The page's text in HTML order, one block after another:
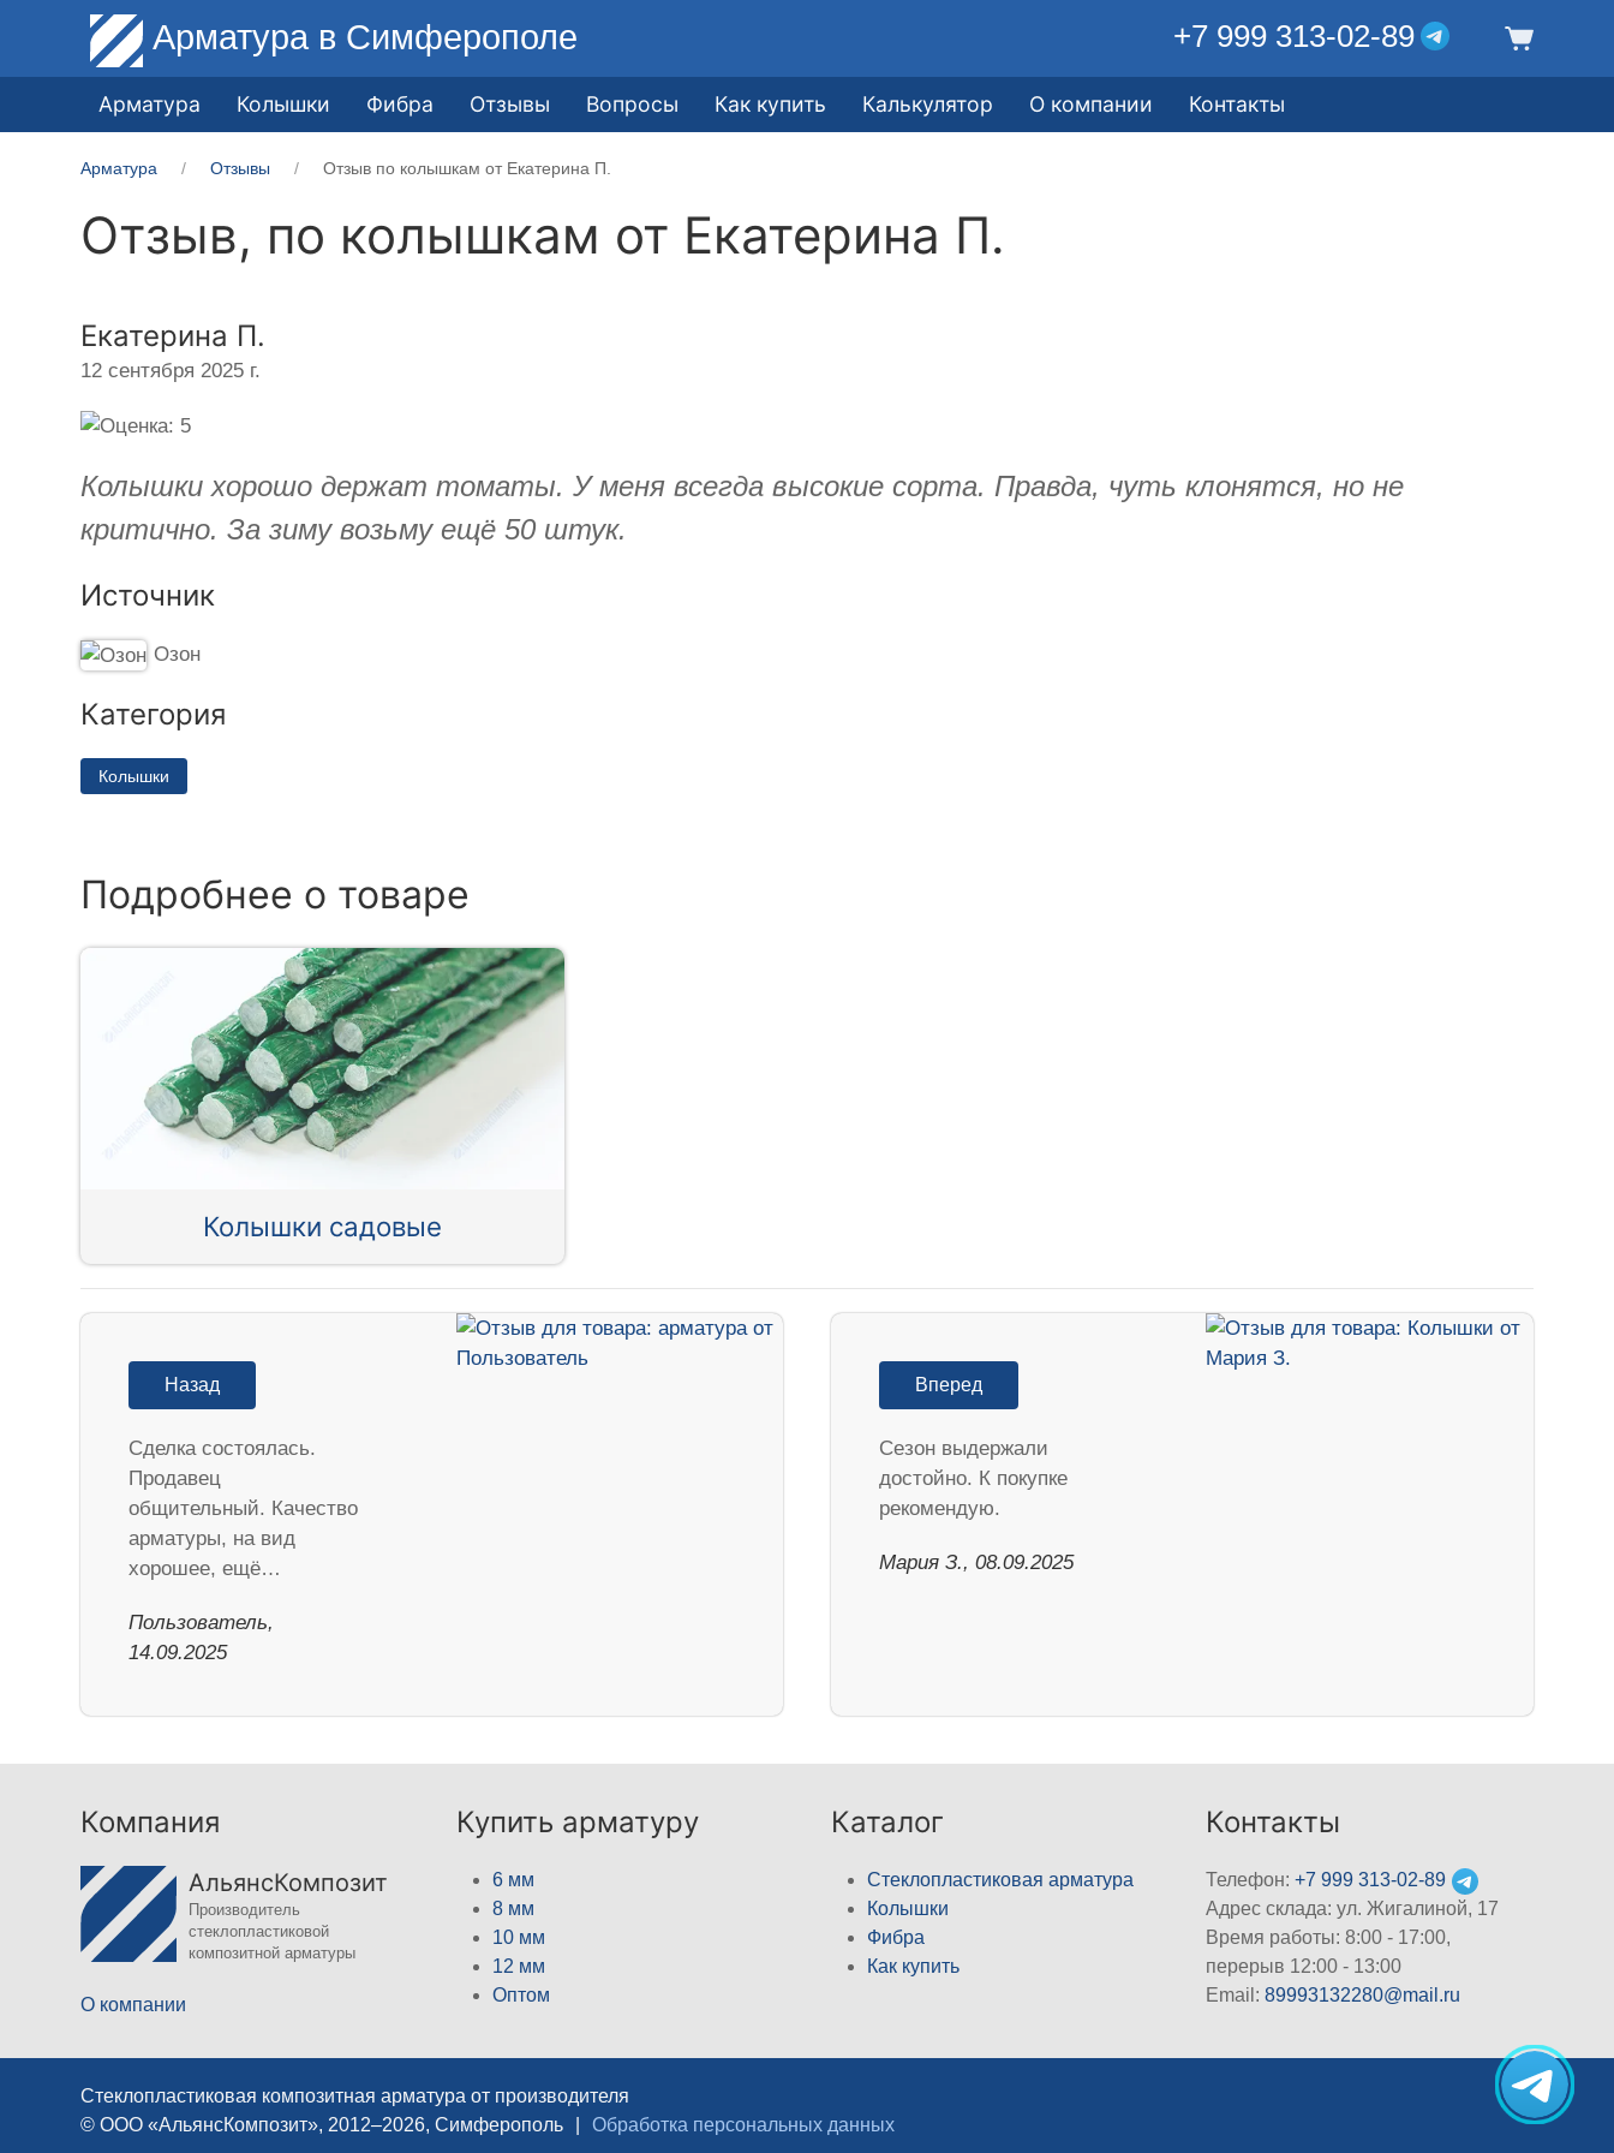
Арматура в Симферополе +7 999 313-02-89
Арматура Колышки Фибра Отзывы Вопросы Как купить Калькулятор О компании Контакты
Арматура Отзывы Отзыв по колышкам от Екатерина П.
Отзыв, по колышкам от Екатерина П.
Екатерина П.
12 сентября 2025 г.
Колышки хорошо держат томаты. У меня всегда высокие сорта. Правда, чуть клонятся, но не
критично. За зиму возьму ещё 50 штук.
Источник
Озон
Категория
Колышки
Подробнее о товаре
Колышки садовые
Назад
Сделка состоялась.
Продавец
общительный. Качество
арматуры, на вид
хорошее, ещё…
Пользователь,
14.09.2025
Вперед
Cезон выдержали
достойно. К покупке
рекомендую.
Мария З., 08.09.2025
Компания
АльянсКомпозит
Производитель
стеклопластиковой
композитной арматуры
О компании
Купить арматуру
6 мм
8 мм
10 мм
12 мм
Оптом
Каталог
Стеклопластиковая арматура
Колышки
Фибра
Как купить
Контакты
Телефон:+7 999 313-02-89
Адрес склада: ул. Жигалиной, 17
Время работы: 8:00 - 17:00,
перерыв 12:00 - 13:00
Email:89993132280@mail.ru
Стеклопластиковая композитная арматура от производителя
© ООО «АльянсКомпозит», 2012–2026, Симферополь
Обработка персональных данных